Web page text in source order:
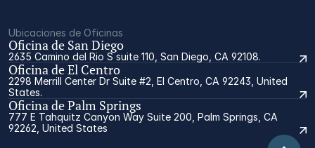
Ubicaciones de Oficinas
Oficina de San Diego
2635 Camino del Rio S suite 110, San Diego, CA 92108.
Oficina de El Centro
2298 Merrill Center Dr Suite #2, El Centro, CA 92243, United
States.
Oficina de Palm Springs
777 E Tahquitz Canyon Way Suite 200, Palm Springs, CA
92262, United States